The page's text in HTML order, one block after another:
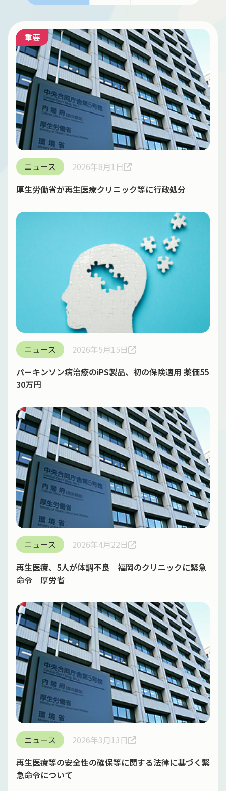
ニュース 2026年8月1日
重要
厚生労働省が再生医療クリニック等に行政処分
ニュース
2026年5月15日
パーキンソン病治療のiPS製品、初の保険適用 薬価55
30万円
ニュース
2026年4月22日
再生医療、5人が体調不良 福岡のクリニックに緊急
命令 厚労省
ニュース
2026年3月13日
再生医療等の安全性の確保等に関する法律に基づく緊
急命令について